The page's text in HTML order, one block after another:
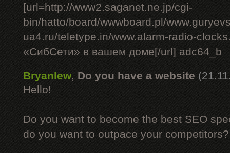
[url=http://www2.saganet.ne.jp/cgi-
bin/hatto/board/wwwboard.pl/
ua4.ru/teletype.in/www.alarm-radio-
«СибСети» в вашем доме[/url] adc64_b
Bryanlew, Do you have a website
Hello!
Do you want to become the best SEO
do you want to outpace your competitors?